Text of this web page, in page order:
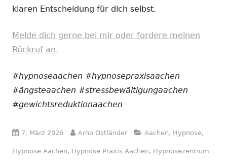
klaren Entscheidung für dich selbst.
Melde dich gerne bei mir oder fordere meinen
Rückruf an.
#hypnoseaachen #hypnosepraxisaachen
#ängsteaachen #stressbewältigungaachen
#gewichtsreduktionaachen
Veröffentlicht
am
7. März 2026 Autor
Arno Ostländer Kategorien
Aachen, Hypnose,
Hypnose Aachen, Hypnose Praxis Aachen, Hypnosezentrum